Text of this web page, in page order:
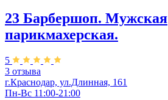
23 Барбершоп. Мужская
парикмахерская.
5
3 отзыва
г.Краснодар, ул.Длинная, 161
Пн-Вс 11:00-21:00